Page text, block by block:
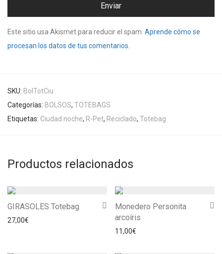
Este sitio usa Akismet para reducir el spam. Aprende cómo se
procesan los datos de tus comentarios.
SKU: BolTotCiu
Categorías: BOLSOS, TOTEBAGS
Etiquetas: Ciudad noche, R-Pet, Reciclado, Totebag
Productos relacionados
GIRASOLES Totebag
27,00€
Monedero Personita
arcoíris
11,00€